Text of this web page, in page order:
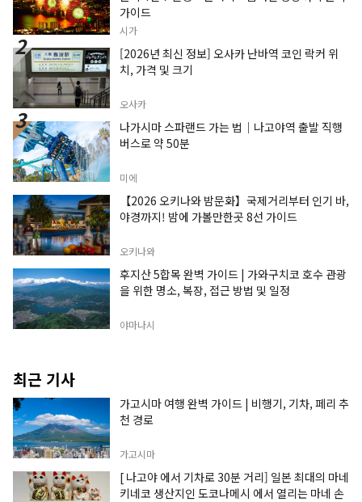
가이드
시가
[2026년 최신 정보] 오사카 난바역 코인 락커 위
치, 가격 및 크기
오사카
나가시마 스파랜드 가는 법｜나고야역 출발 직행
버스로 약 50분
미에
【2026 오키나와 밤문화】국제거리부터 인기 바,
야경까지! 밤에 가볼만한곳 8선 가이드
오키나와
후지산 5합목 완벽 가이드 | 가와구치코 호수 관광
을 위한 명소, 복장, 접근 방법 및 일정
야마나시
최근 기사
가고시마 여행 완벽 가이드 | 비행기, 기차, 페리 추
천 경로
가고시마
[ 나고야 에서 기차로 30분 거리] 일본 최대의 마네
키네코 생산지인 도코나메시 에서 열리는 마네 손